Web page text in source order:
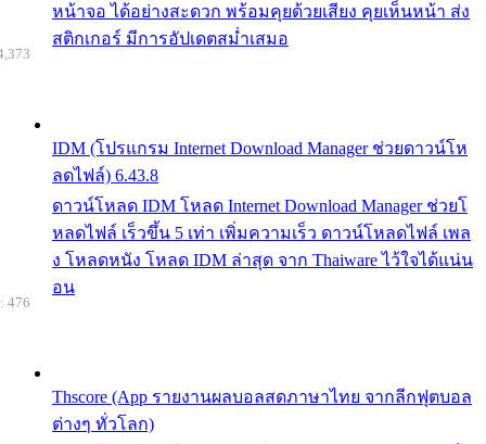
หน้าจอ ได้อย่างสะดวก พร้อมคุยด้วยเสียง คุยเห็นหน้า ส่ง
สติกเกอร์ มีการอัปเดตสม่ำเสมอ
IDM (โปรแกรม Internet Download Manager ช่วยดาวน์โห
ลดไฟล์) 6.43.8
ดาวน์โหลด IDM โหลด Internet Download Manager ช่วยโ
หลดไฟล์ เร็วขึ้น 5 เท่า เพิ่มความเร็ว ดาวน์โหลดไฟล์ เพล
ง โหลดหนัง โหลด IDM ล่าสุด จาก Thaiware ไว้ใจได้แน่น
อน
Thscore (App รายงานผลบอลสดภาษาไทย จากลีกฟุตบอล
ต่างๆ ทั่วโลก)
476